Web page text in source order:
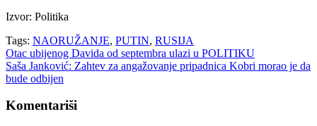
Izvor: Politika
Tags: NAORUŽANJE, PUTIN, RUSIJA
Navigacija
članaka
Otac ubijenog Davida od septembra ulazi u POLITIKU
Saša Janković: Zahtev za angažovanje pripadnica Kobri morao je da
bude odbijen
Komentariši